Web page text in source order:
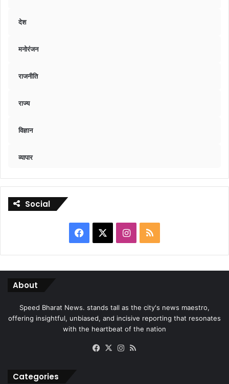
देश
मनोरंजन
राजनीति
राज्य
विज्ञान
व्यापार
Social
Facebook Instagram
RSS
About
Speed Bharat News. stands tall as the city's news maestro,
offering insightful, unbiased, and incisive reporting that resonates
with the heartbeat of the nation
Facebook
X Instagram
Categories